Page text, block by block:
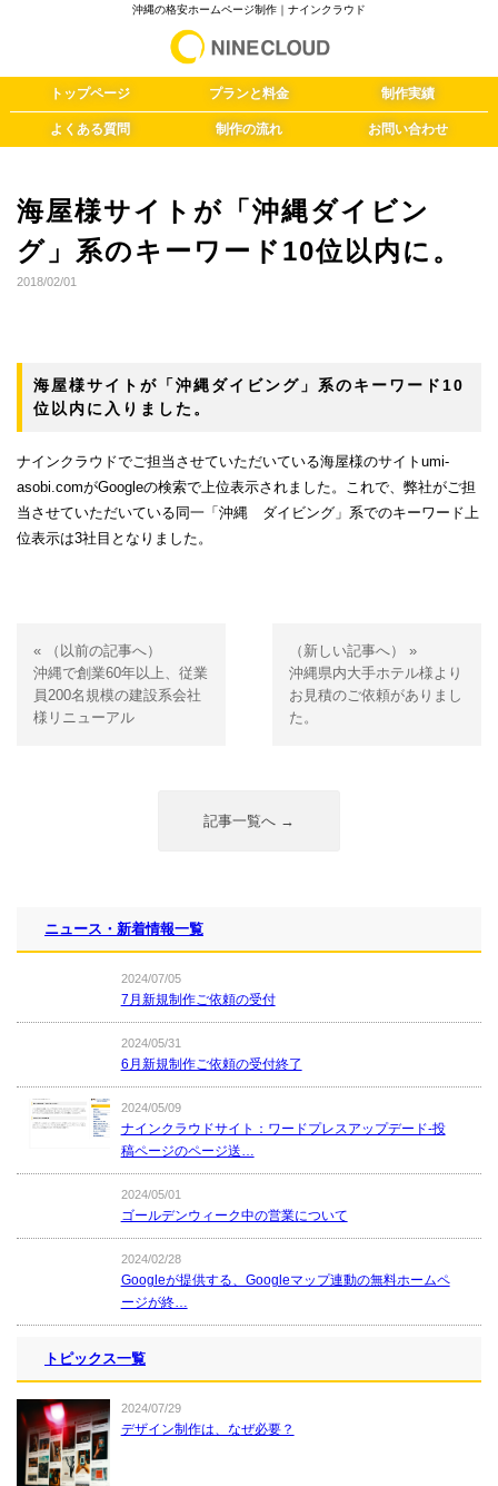
沖縄の格安ホームページ制作｜ナインクラウド
トップページ プランと料金 制作実績
よくある質問 制作の流れ お問い合わせ
海屋様サイトが「沖縄ダイビン
グ」系のキーワード10位以内に。
2018/02/01
海屋様サイトが「沖縄ダイビング」系のキーワード10
位以内に入りました。
ナインクラウドでご担当させていただいている海屋様のサイトumi-
asobi.comがGoogleの検索で上位表示されました。これで、弊社がご担
当させていただいている同一「沖縄 ダイビング」系でのキーワード上
位表示は3社目となりました。
« （以前の記事へ）
沖縄で創業60年以上、従業
員200名規模の建設系会社
様リニューアル
（新しい記事へ） »
沖縄県内大手ホテル様より
お見積のご依頼がありまし
た。
記事一覧へ →
ニュース・新着情報一覧
2024/07/05
7月新規制作ご依頼の受付
2024/05/31
6月新規制作ご依頼の受付終了
2024/05/09
ナインクラウドサイト：ワードプレスアップデード-投
稿ページのページ送…
2024/05/01
ゴールデンウィーク中の営業について
2024/02/28
Googleが提供する、Googleマップ連動の無料ホームペ
ージが終…
トピックス一覧
2024/07/29
デザイン制作は、なぜ必要？